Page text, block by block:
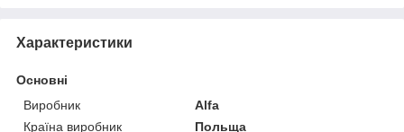
Характеристики
Основні
Виробник
Alfa
Країна виробник
Польща